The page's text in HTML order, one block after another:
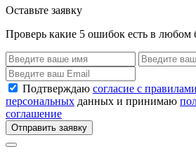
Оставьте заявку
Проверь какие 5 ошибок есть в любом
Подтверждаю согласие с
персональных данных и принимаю
соглашение
Отправить заявку